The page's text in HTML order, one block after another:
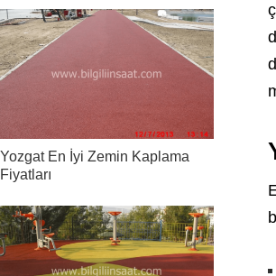
Yozgat En İyi Zemin Kaplama
Fiyatları